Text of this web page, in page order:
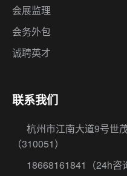
会展监理
会务外包
诚聘英才
联系我们
杭州市江南大道9号世
（310051）
18668161841
（24h咨